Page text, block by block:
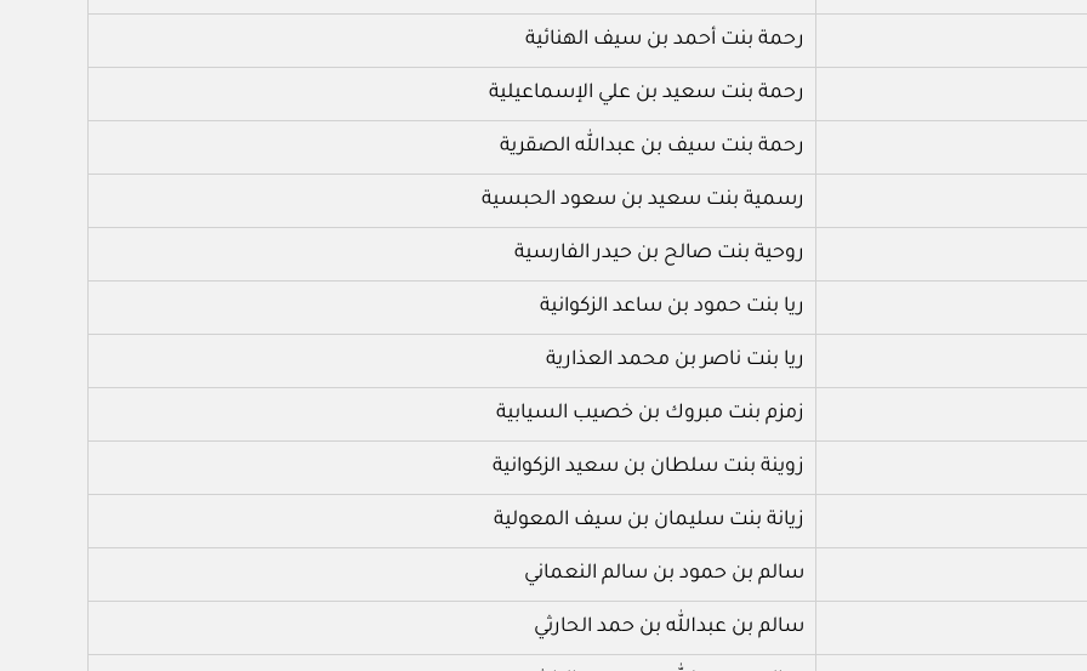
رحمة بنت أحمد بن سيف الهنائية
رحمة بنت سعيد بن علي الإسماعيلية
رحمة بنت سيف بن عبدالله الصقرية
رسمية بنت سعيد بن سعود الحبسية
روحية بنت صالح بن حيدر الفارسية
ريا بنت حمود بن ساعد الزكوانية
ريا بنت ناصر بن محمد العذارية
زمزم بنت مبروك بن خصيب السيابية
زوينة بنت سلطان بن سعيد الزكوانية
زيانة بنت سليمان بن سيف المعولية
سالم بن حمود بن سالم النعماني
سالم بن عبدالله بن حمد الحارثي